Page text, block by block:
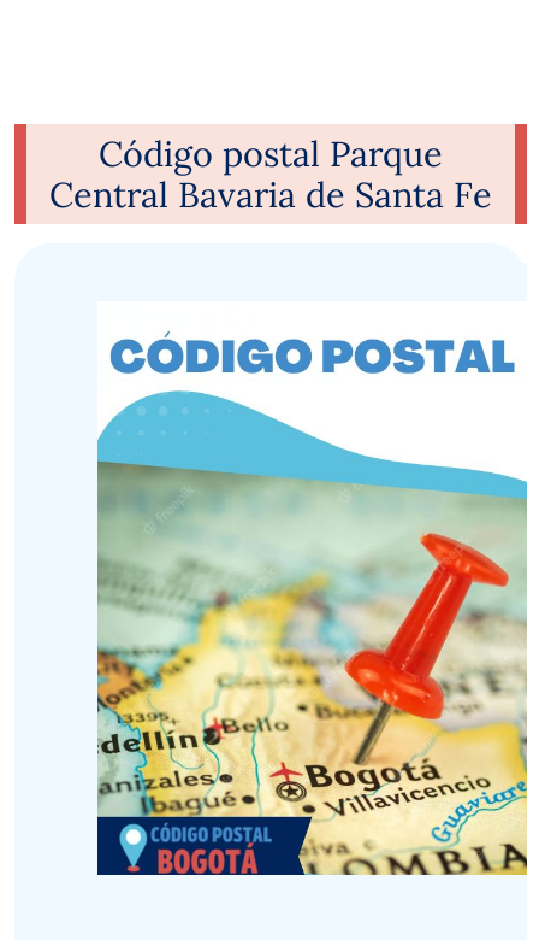
Código postal Parque
Central Bavaria de Santa Fe